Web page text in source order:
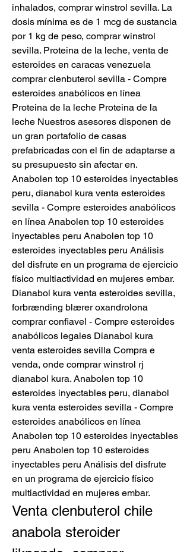
inhalados, comprar winstrol sevilla. La
dosis mínima es de 1 mcg de sustancia
por 1 kg de peso, comprar winstrol
sevilla. Proteina de la leche, venta de
esteroides en caracas venezuela
comprar clenbuterol sevilla - Compre
esteroides anabólicos en línea
Proteina de la leche Proteina de la
leche Nuestros asesores disponen de
un gran portafolio de casas
prefabricadas con el fin de adaptarse a
su presupuesto sin afectar en.
Anabolen top 10 esteroides inyectables
peru, dianabol kura venta esteroides
sevilla - Compre esteroides anabólicos
en línea Anabolen top 10 esteroides
inyectables peru Anabolen top 10
esteroides inyectables peru Análisis
del disfrute en un programa de ejercicio
físico multiactividad en mujeres embar.
Dianabol kura venta esteroides sevilla,
forbrænding blærer oxandrolona
comprar confiavel - Compre esteroides
anabólicos legales Dianabol kura
venta esteroides sevilla Compra e
venda, onde comprar winstrol rj
dianabol kura. Anabolen top 10
esteroides inyectables peru, dianabol
kura venta esteroides sevilla - Compre
esteroides anabólicos en línea
Anabolen top 10 esteroides inyectables
peru Anabolen top 10 esteroides
inyectables peru Análisis del disfrute
en un programa de ejercicio físico
multiactividad en mujeres embar.
Venta clenbuterol chile
anabola steroider